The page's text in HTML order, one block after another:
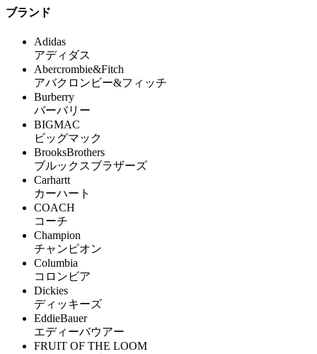
ブランド
Adidas
アディダス
Abercrombie&Fitch
アバクロンビー&フィッチ
Burberry
バーバリー
BIGMAC
ビッグマック
BrooksBrothers
ブルックスブラザーズ
Carhartt
カーハート
COACH
コーチ
Champion
チャンピオン
Columbia
コロンビア
Dickies
ディッキーズ
EddieBauer
エディーバウアー
FRUIT OF THE LOOM